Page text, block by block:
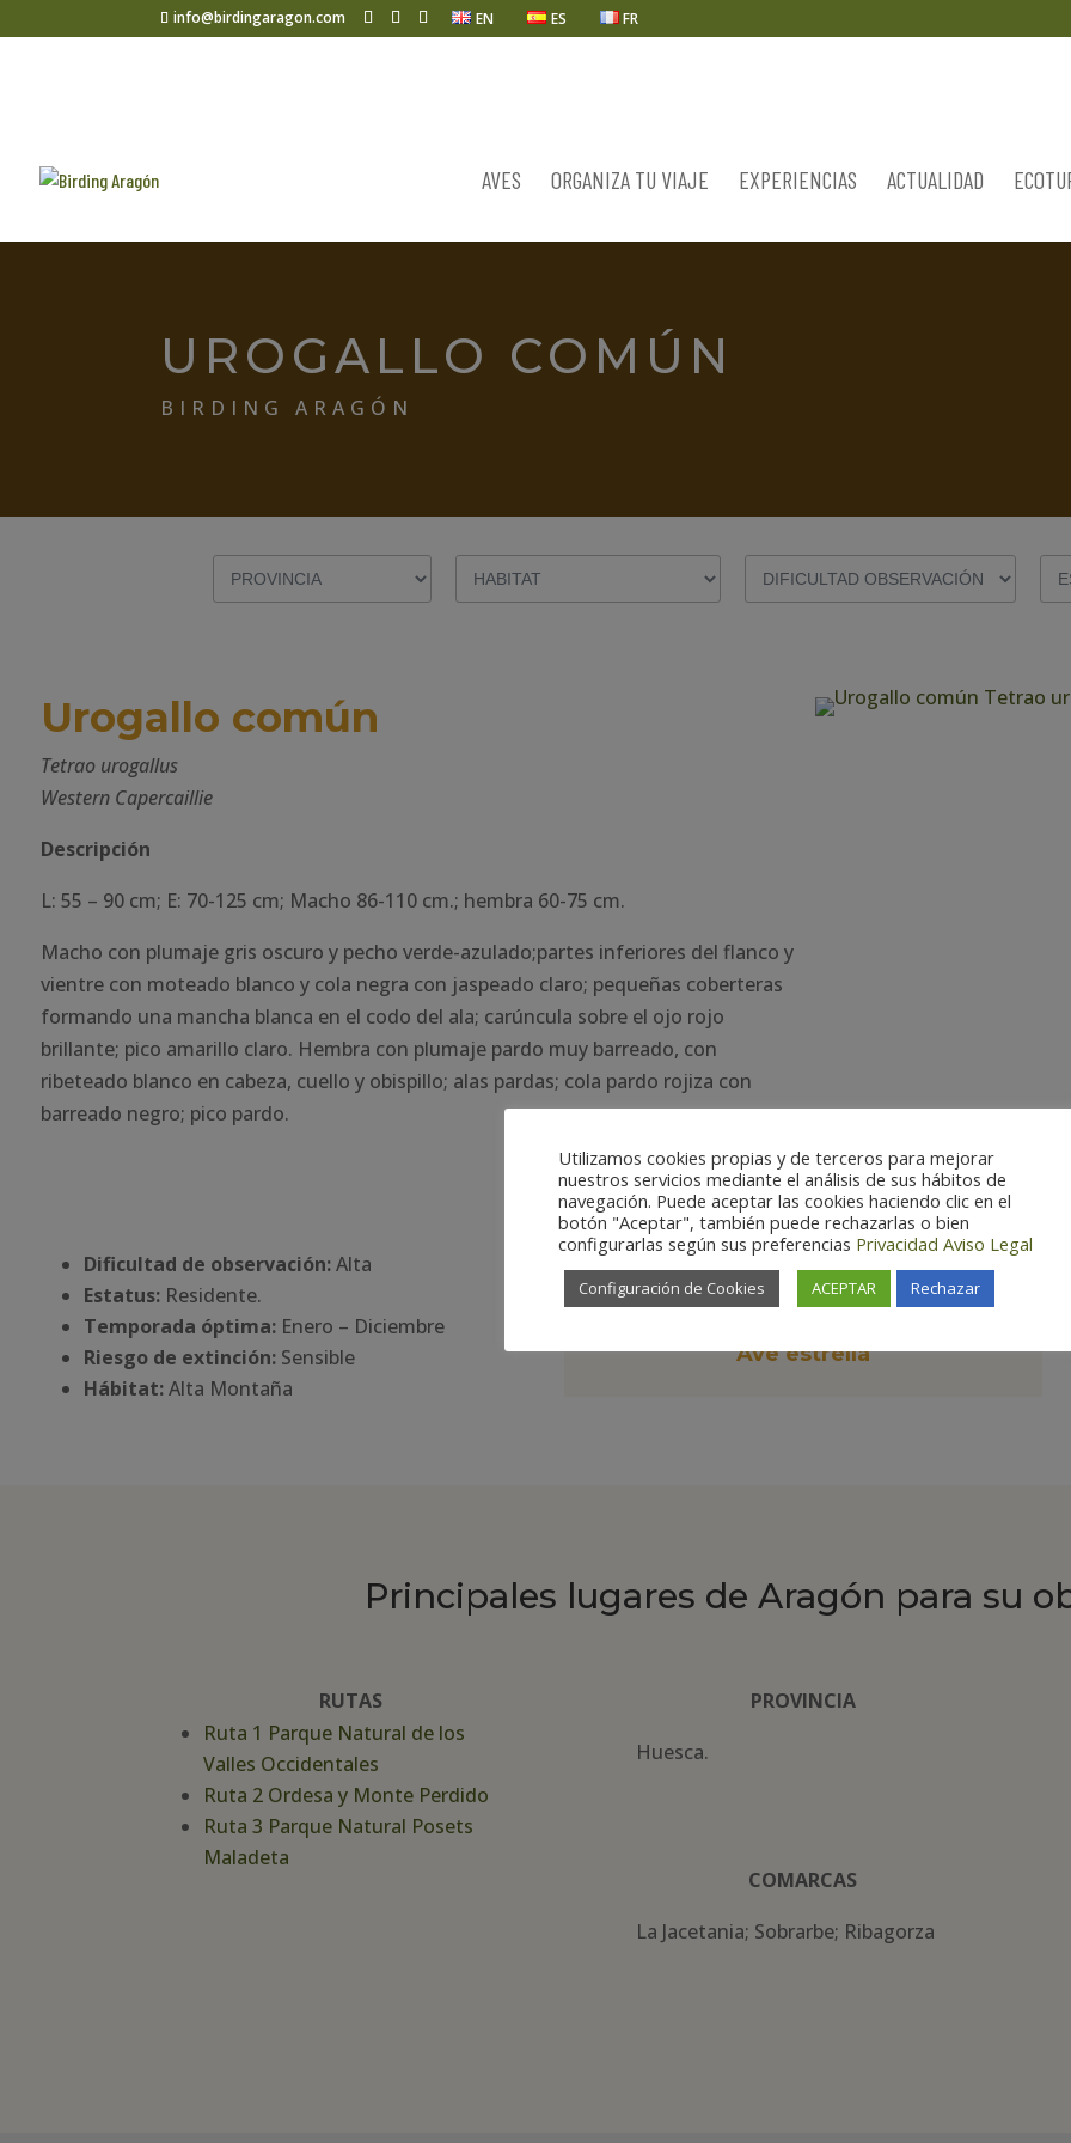
info@birdingaragon.com EN ES FR
AVES ORGANIZA TU VIAJE EXPERIENCIAS ACTUALIDAD
UROGALLO COMÚN
BIRDING ARAGÓN
Urogallo común
Tetrao urogallus
Western Capercaillie
Descripción
L: 55 – 90 cm; E: 70-125 cm; Macho 86-110 cm.; hembra 60-75 cm.
Macho con plumaje gris oscuro y pecho verde-azulado;partes inferiores del flanco y
vientre con moteado blanco y cola negra con jaspeado claro; pequeñas coberteras
formando una mancha blanca en el codo del ala; carúncula sobre el ojo rojo
brillante; pico amarillo claro. Hembra con plumaje pardo muy barreado, con
ribeteado blanco en cabeza, cuello y obispillo; alas pardas; cola pardo rojiza con
barreado negro; pico pardo.
Dificultad de observación:Alta
Estatus: Residente.
Temporada óptima:Enero – Diciembre
Riesgo de extinción:Sensible
Hábitat:Alta Montaña

Ave estrella
Principales lugares de Aragón para su
RUTAS
Ruta 1 Parque Natural de los
Valles Occidentales
Ruta 2 Ordesa y Monte Perdido
Ruta 3 Parque Natural Posets
Maladeta
PROVINCIA
Huesca.
COMARCAS
La Jacetania; Sobrarbe; Ribagorza
Utilizamos cookies propias y de terceros para mejorar
nuestros servicios mediante el análisis de sus hábitos de
navegación. Puede aceptar las cookies haciendo clic en el
botón "Aceptar", también puede rechazarlas o bien
configurarlas según sus preferencias Privacidad Aviso Legal
Configuración de Cookies ACEPTAR Rechazar